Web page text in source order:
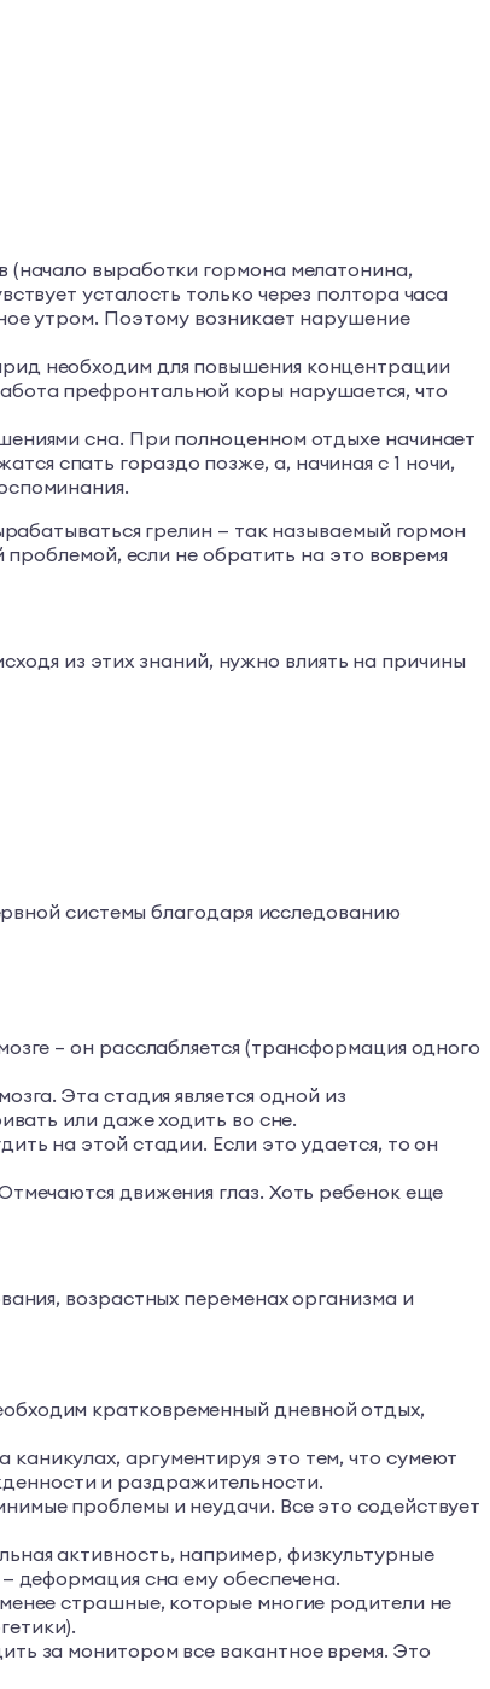
(начало выработки гормона мелатонина,
усталость только через полтора часа
утром. Поэтому возникает нарушение
необходим для повышения концентрации
префронтальной коры нарушается, что
сна. При полноценном отдыхе начинает
спать гораздо позже, а, начиная с 1 ночи,
грелин — так называемый гормон
если не обратить на это вовремя
из этих знаний, нужно влиять на причины
системы благодаря исследованию
– он расслабляется (трансформация одного
Эта стадия является одной из
или даже ходить во сне.
на этой стадии. Если это удается, то он
движения глаз. Хоть ребенок еще
возрастных переменах организма и
кратковременный дневной отдых,
аргументируя это тем, что сумеют
и раздражительности.
проблемы и неудачи. Все это содействует
активность, например, физкультурные
деформация сна ему обеспечена.
страшные, которые многие родители не
за монитором все вакантное время. Это